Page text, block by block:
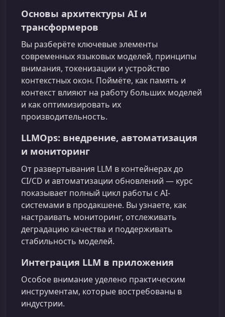
Основы архитектуры AI и
трансформеров
Вы разберёте ключевые элементы
современных языковых моделей, принципы
внимания, токенизации и устройство
контекстных окон. Поймёте, как память и
контекст влияют на работу больших моделей
и как оптимизировать их
производительность.
LLMOps: внедрение, автоматизация
и мониторинг
От развертывания LLM в контейнерах до
CI/CD и автоматизации обновлений — курс
показывает полный цикл работы с AI-
системами в продакшене. Вы узнаете, как
настраивать мониторинг, отслеживать
деградацию качества и поддерживать
стабильность моделей.
Интеграция LLM в приложения
Особое внимание уделено практическим
инструментам, которые востребованы в
индустрии.